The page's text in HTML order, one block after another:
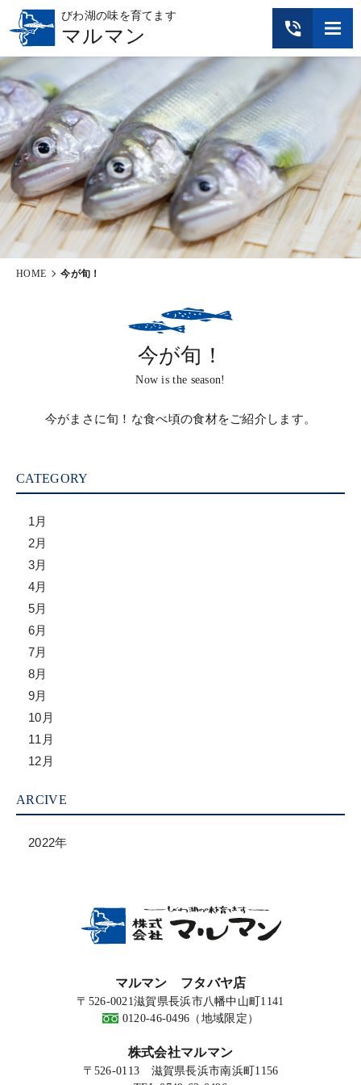
びわ湖の味を育てます
マルマン
HOME 今が旬！
今が旬！
Now is the season!
今がまさに旬！な食べ頃の食材をご紹介します。
CATEGORY
1月
2月
3月
4月
5月
6月
7月
8月
9月
10月
11月
12月
ARCIVE
2022年
マルマン フタバヤ店
〒526-0021滋賀県長浜市八幡中山町1141
0120-46-0496（地域限定）
株式会社マルマン
〒526-0113 滋賀県長浜市南浜町1156